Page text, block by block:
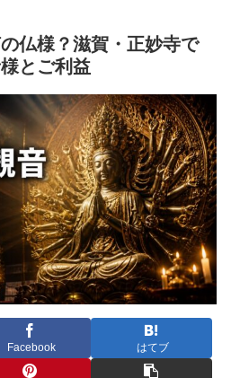
仏様？滋賀・正妙寺で
とご利益
Facebook はてブ